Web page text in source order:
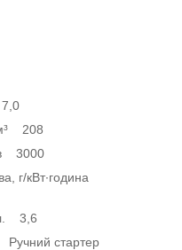
208
3000
г/кВт∙година
л. 3,6
Ручний стартер